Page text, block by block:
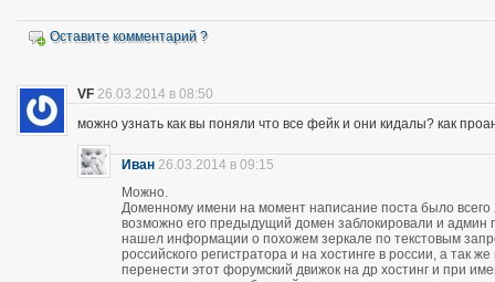
Оставите комментарий ?
VF 26.03.2014 в 08:50
можно узнать как вы поняли что все фейк и они кидалы? как
Иван 26.03.2014 в 09:15
Можно.
Доменному имени на момент написание поста было
возможно его предыдущий домен заблокировали и админ
нашел информации о похожем зеркале по текстовым
российского регистратора и на хостинге в россии, а
перенести этот форумский движок на др хостинг и при